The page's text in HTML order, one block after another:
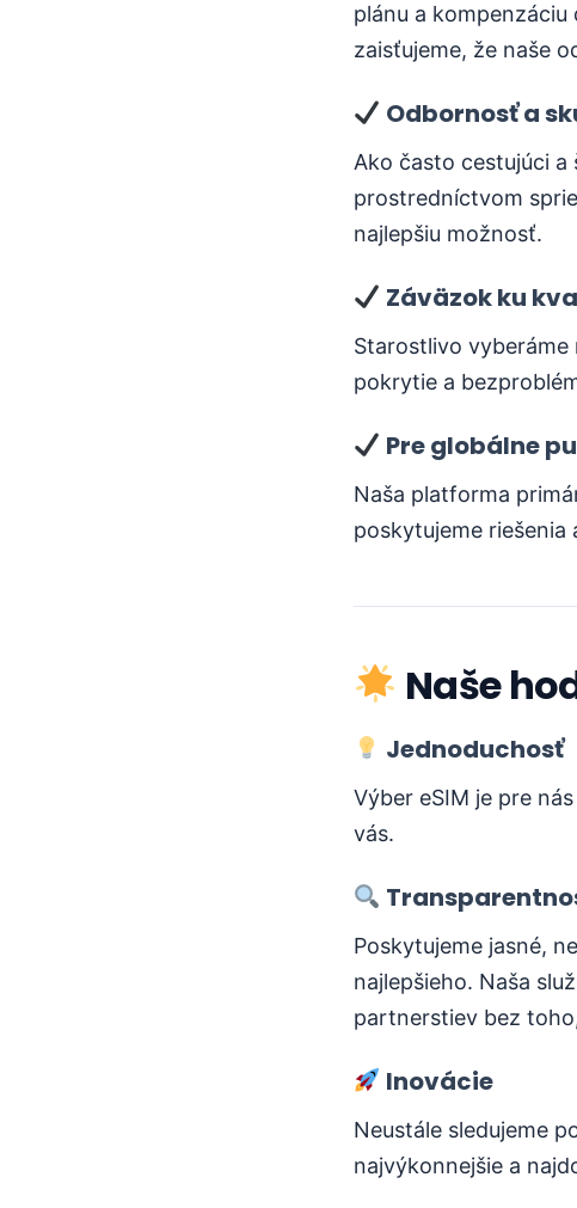
plánu a
zaisťujeme, že naše
Odbornosť a
Ako často cestujúci a
prostredníctvom
najlepšiu možnosť.
Záväzok ku
Starostlivo
pokrytie a
Pre globálne
Naša platforma
poskytujeme riešenia
Naše
Jednoduchosť
Výber eSIM je pre
vás.
Poskytujeme jasné,
najlepšieho. Naša
partnerstiev bez
Inovácie
Neustále sledujeme
najvýkonnejšie a